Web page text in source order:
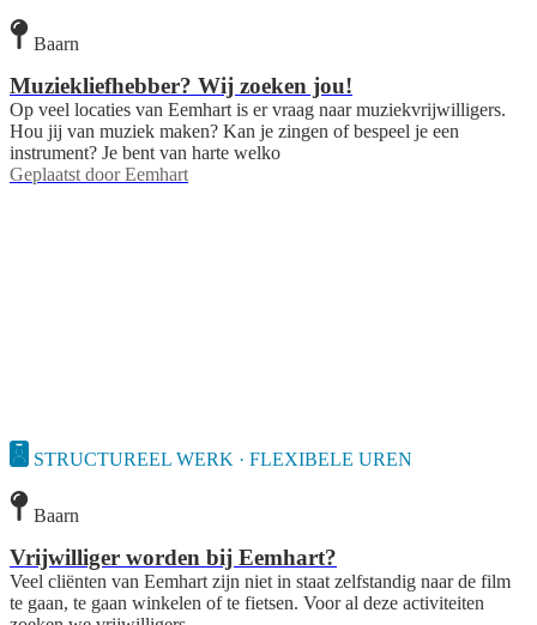
Baarn
Muziekliefhebber? Wij zoeken jou!
Op veel locaties van Eemhart is er vraag naar muziekvrijwilligers.
Hou jij van muziek maken? Kan je zingen of bespeel je een
instrument? Je bent van harte welko
Geplaatst door Eemhart
STRUCTUREEL WERK · FLEXIBELE UREN
Baarn
Vrijwilliger worden bij Eemhart?
Veel cliënten van Eemhart zijn niet in staat zelfstandig naar de film
te gaan, te gaan winkelen of te fietsen. Voor al deze activiteiten